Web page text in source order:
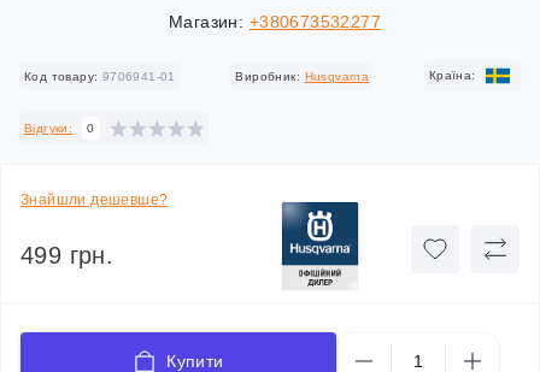
Магазин: +380673532277
Код товару: 9706941-01 Виробник: Husqvarna Країна:
Відгуки: 0
Знайшли дешевше?
499 грн.
Купити